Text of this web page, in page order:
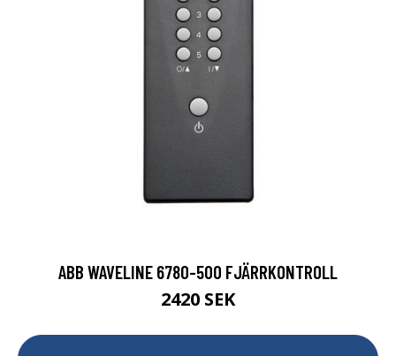
ABB WAVELINE 6780-500 FJÄRRKONTROLL
2420 SEK